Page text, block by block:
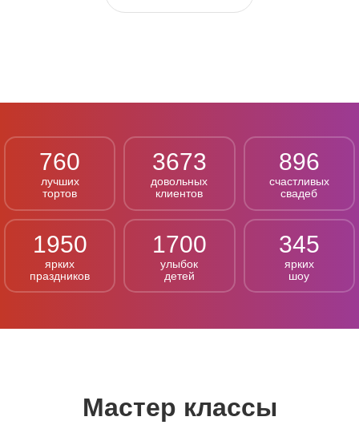
760
лучших
тортов
3673
довольных
клиентов
896
счастливых
свадеб
1950
ярких
праздников
1700
улыбок
детей
345
ярких
шоу
Мастер классы